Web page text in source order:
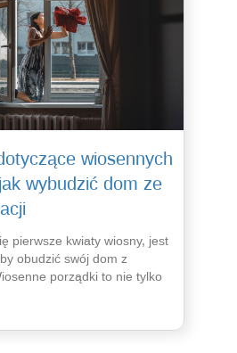
wiosennych
wybudzić dom ze
pierwsze kwiaty wiosny, jest
obudzić swój dom z
porządki to nie tylko